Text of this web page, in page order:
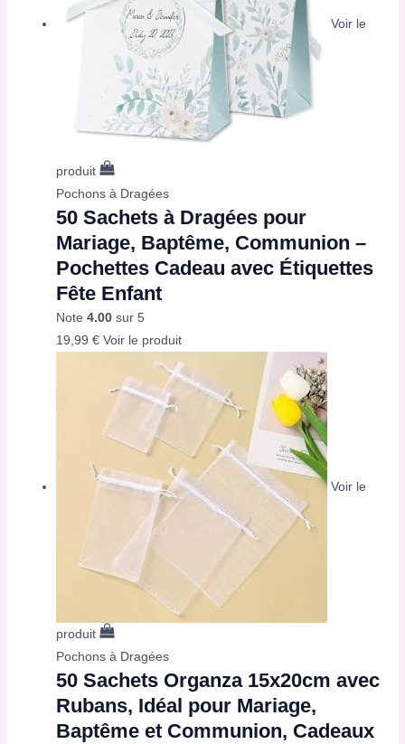
Voir le
produit
Pochons à Dragées
50 Sachets à Dragées pour
Mariage, Baptême, Communion –
Pochettes Cadeau avec Étiquettes
Fête Enfant
Note4.00 sur 5
19,99€ Voir le produit
Voir le
produit
Pochons à Dragées
50 Sachets Organza 15x20cm avec
Rubans, Idéal pour Mariage,
Baptême et Communion, Cadeaux